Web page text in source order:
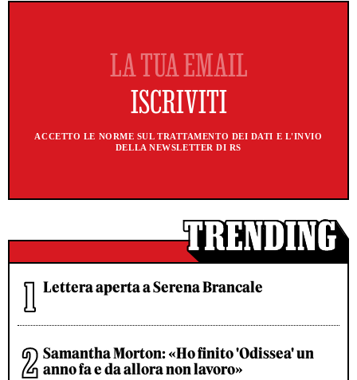
ACCETTO LE NORME SUL TRATTAMENTO DEI DATI E L'INVIO
DELLA NEWSLETTER DI RS
Lettera aperta a Serena Brancale
Samantha Morton: «Ho finito 'Odissea' un
anno fa e da allora non lavoro»